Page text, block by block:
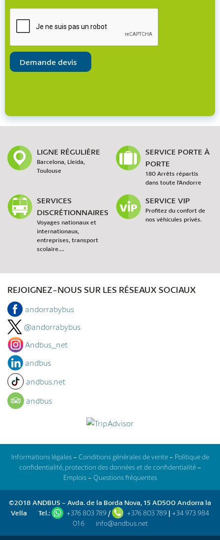
LIGNE RÉGULIÈRE
Barcelona, Lleida,
Toulouse
SERVICE PORTE À
PORTE
180 Arrêts répartis
dans toute l'Andorre
SERVICES
DISCRÉTIONNAIRES
Voyages nationaux et
internationaux,
entreprises, transport
scolaire....
SERVICE VIP
Profitez du confort de
nos véhicules privés.
REJOIGNEZ-NOUS SUR LES RÉSEAUX SOCIAUX
andorrabybus
@andorrabybus
Andbus_net
andbus
andbus.net
andbus
Informations légales- Conditions générales de vente- Politique de
confidentialité, protection des données et de confidentialité-
Emplois- Questions fréquentes
©2018 ANDBUS - Avda. de la Borda Nova, 15 AD500 Andorra la
Vella
Tel.: +376 803 789 / +376 803 789 | +34 973 984
016
info@andbus.net